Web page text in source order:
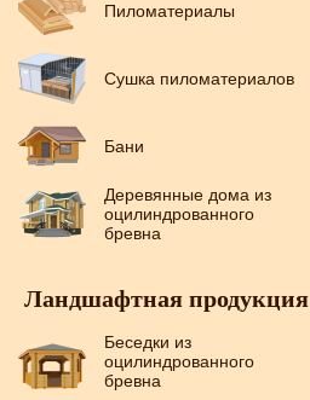
Пиломатериалы
Сушка пиломатериалов
Бани
Деревянные дома из
оцилиндрованного
бревна
Ландшафтная продукция
Беседки из
оцилиндрованного
бревна